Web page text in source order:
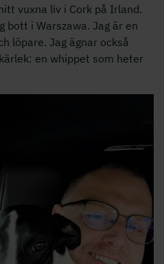
vuxna liv i Cork på Irland.
bott i Warszawa. Jag är en
löpare. Jag ägnar också
en whippet som heter